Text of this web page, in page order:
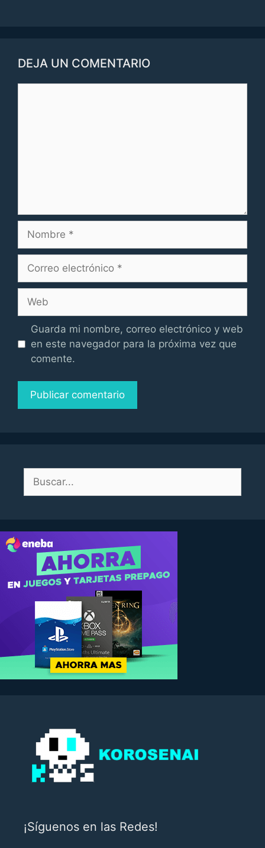
DEJA UN COMENTARIO
electrónico
Guarda mi nombre, correo electrónico y web
en este navegador para la próxima vez que
comente.
Buscar:
¡Síguenos en las Redes!